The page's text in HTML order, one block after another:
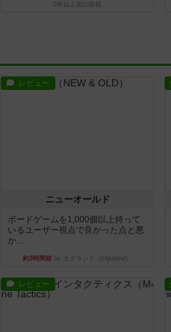
5年以上前 の投稿
レビュー
ニューオールド
ボードゲームを1,000個以上持って
いるユーザー視点で良かった点と悪
か...
約3時間前 by オグランド（Oguland）
レビュー